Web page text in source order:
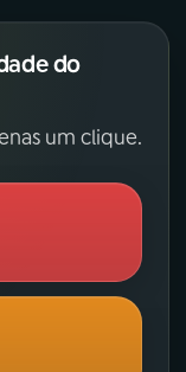
do
um clique.